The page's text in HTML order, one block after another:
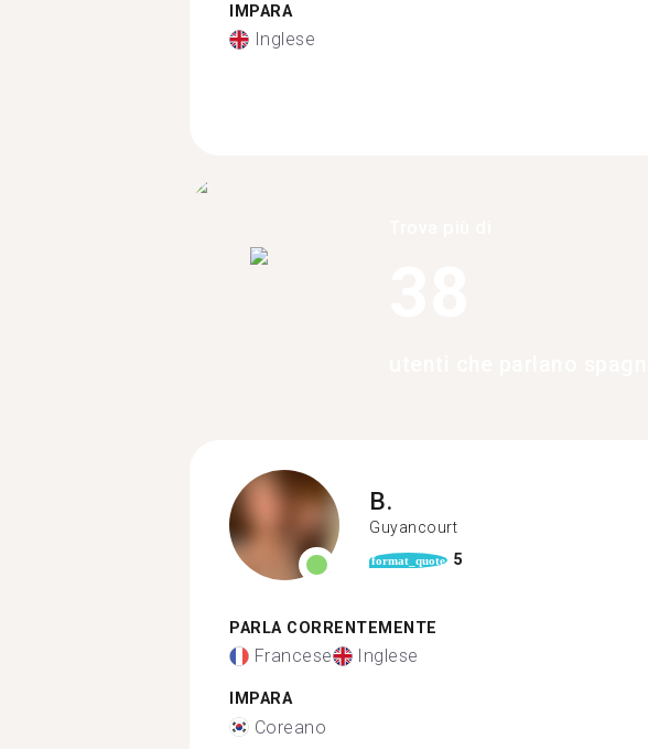
IMPARA
Inglese
B.
Guyancourt
format_quote 5
PARLA CORRENTEMENTE
Francese Inglese
IMPARA
Coreano